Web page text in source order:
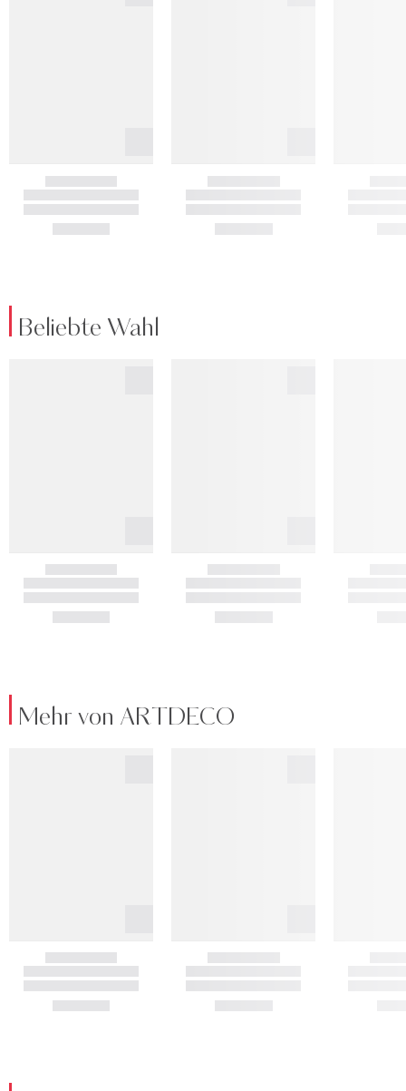
Beliebte Wahl
Mehr von ARTDECO